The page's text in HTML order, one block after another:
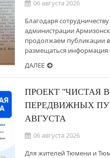
06 августа 2026
Благодаря
администрации
продолжаем публикации
размещаться
ДАЛЕЕ
ПРОЕКТ "ЧИСТАЯ
ПЕРЕДВИЖНЫХ
АВГУСТА
06 августа 2026
Для жителей Тюмени и